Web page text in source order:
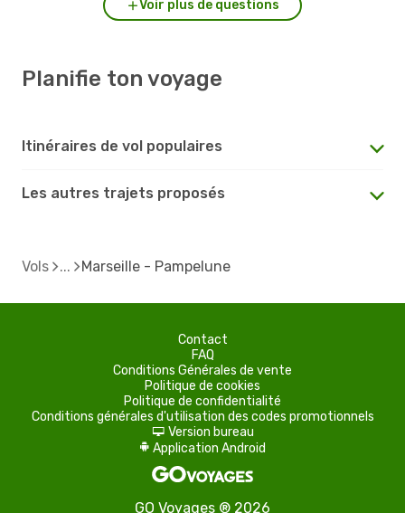
Voir plus de questions
Planifie ton voyage
Itinéraires de vol populaires
Les autres trajets proposés
Vols Marseille - Pampelune
Contact
FAQ
Conditions Générales de vente
Politique de cookies
Politique de confidentialité
Conditions générales d'utilisation des codes promotionnels
d Version bureau
A Application Android
GO Voyages ® 2026